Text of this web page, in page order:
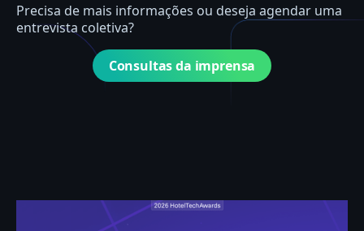
Precisa de mais informações ou deseja agendar uma
entrevista coletiva?
Consultas da imprensa